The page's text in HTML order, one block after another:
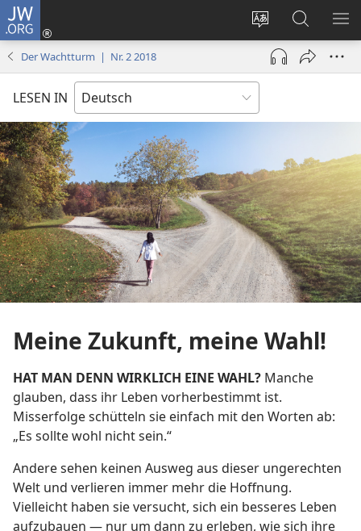
JW.ORG
Websitesprache
ändern
Anmelden
(öffnet
neues
Fenster)
Suche
Der Wachtturm | Nr. 2 2018
LESEN IN
Meine Zukunft, meine Wahl!
HAT MAN DENN WIRKLICH EINE WAHL? Manche
glauben, dass ihr Leben vorherbestimmt ist.
Misserfolge schütteln sie einfach mit den Worten ab:
„Es sollte wohl nicht sein.“
Andere sehen keinen Ausweg aus dieser ungerechten
Welt und verlieren immer mehr die Hoffnung.
Vielleicht haben sie versucht, sich ein besseres Leben
aufzubauen — nur um dann zu erleben, wie sich ihre